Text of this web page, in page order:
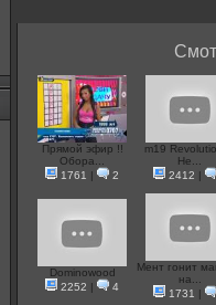
Прямой эфир !!
Обора...
1761 | 2
m19
He...
2412 |
Dominowood
2252 | 4
Мент гонит
на...
1731 |